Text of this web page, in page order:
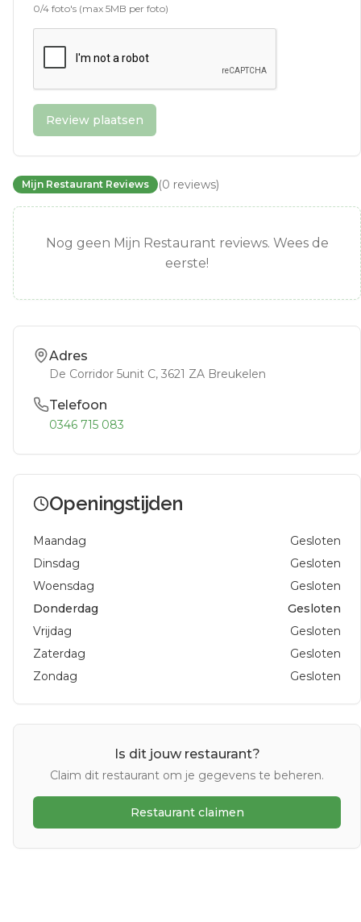
0/4 foto's (max 5MB per foto)
Review plaatsen
Mijn Restaurant Reviews (0 reviews)
Nog geen Mijn Restaurant reviews. Wees de
eerste!
Adres
De Corridor 5unit C, 3621 ZA Breukelen
Telefoon
0346 715 083
Openingstijden
Maandag
Gesloten
Dinsdag
Gesloten
Woensdag
Gesloten
Donderdag
Gesloten
Vrijdag
Gesloten
Zaterdag
Gesloten
Zondag
Gesloten
Is dit jouw restaurant?
Claim dit restaurant om je gegevens te beheren.
Restaurant claimen